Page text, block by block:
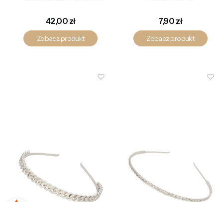
Cena
42,00 zł
Zobacz produkt
Cena
7,90 zł
Zobacz produkt